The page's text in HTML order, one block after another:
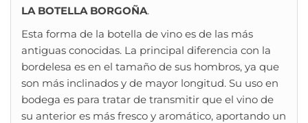
LA BOTELLA BORGOÑA.
Esta forma de la botella de vino es de las más
antiguas conocidas. La principal diferencia con la
bordelesa es en el tamaño de sus hombros, ya que
son más inclinados y de mayor longitud. Su uso en
bodega es para tratar de transmitir que el vino de
su anterior es más fresco y aromático, aportando un